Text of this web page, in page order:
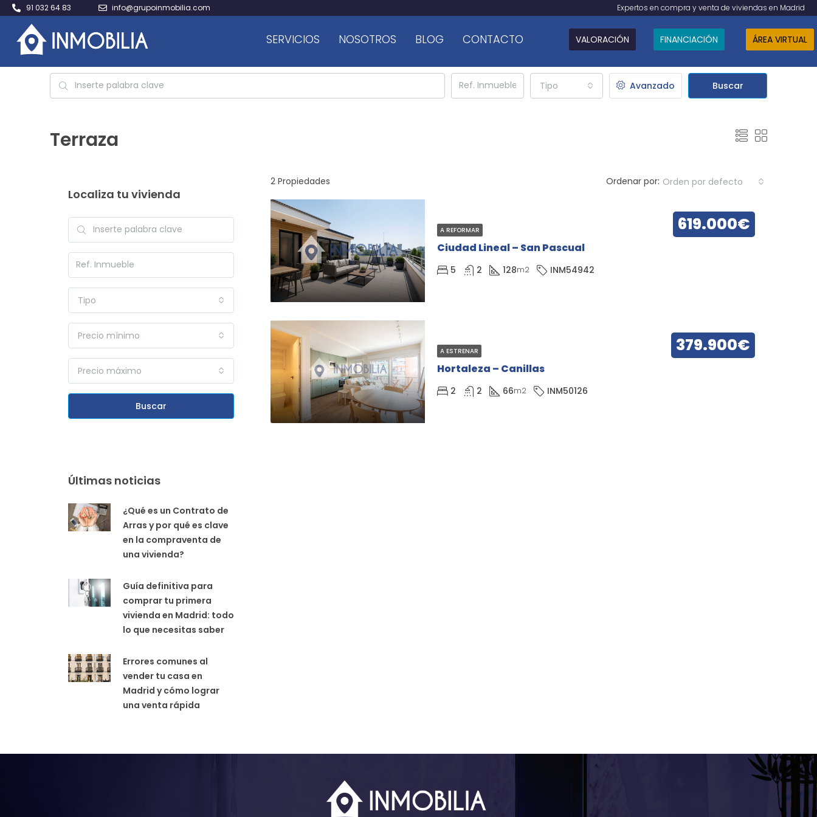
91 032 64 83 info@grupoinmobilia.com Expertos en compra y venta de viviendas en Madrid
SERVICIOS NOSOTROS BLOG CONTACTO VALORACIÓN FINANCIACIÓN ÁREA VIRTUAL
Tipo Avanzado Buscar
Terraza
2 Propiedades Ordenar por: Orden por defecto
A REFORMAR
Ciudad Lineal – San Pascual
619.000€
5 2 128m2 INM54942
A ESTRENAR
Hortaleza – Canillas
379.900€
2 2 66m2 INM50126
Localiza tu vivienda
Tipo
Precio mínimo
Precio máximo
Buscar
Últimas noticias
¿Qué es un Contrato de
Arras y por qué es clave
en la compraventa de
una vivienda?
Guía definitiva para
comprar tu primera
vivienda en Madrid: todo
lo que necesitas saber
Errores comunes al
vender tu casa en
Madrid y cómo lograr
una venta rápida